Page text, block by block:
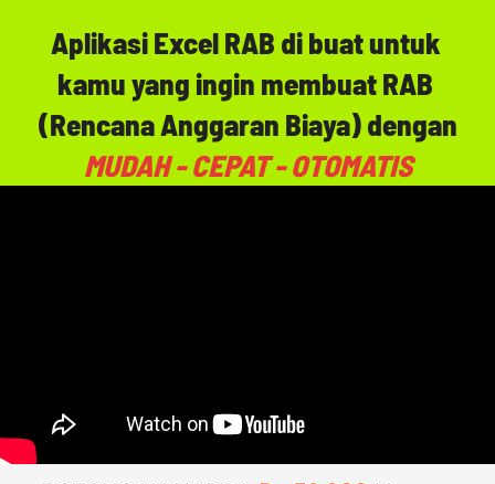
Aplikasi Excel RAB di buat untuk
kamu yang ingin membuat RAB
(Rencana Anggaran Biaya) dengan
MUDAH - CEPAT - OTOMATIS